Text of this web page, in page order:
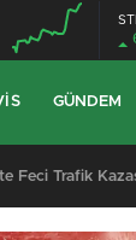
GÜNDEM
Feci Trafik